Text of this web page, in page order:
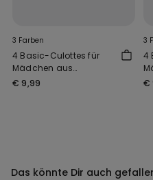
3 Farben
4 Basic-Culottes für
Mädchen aus
Baumwolle
€ 9,99
3
4
€
Das könnte Dir auch